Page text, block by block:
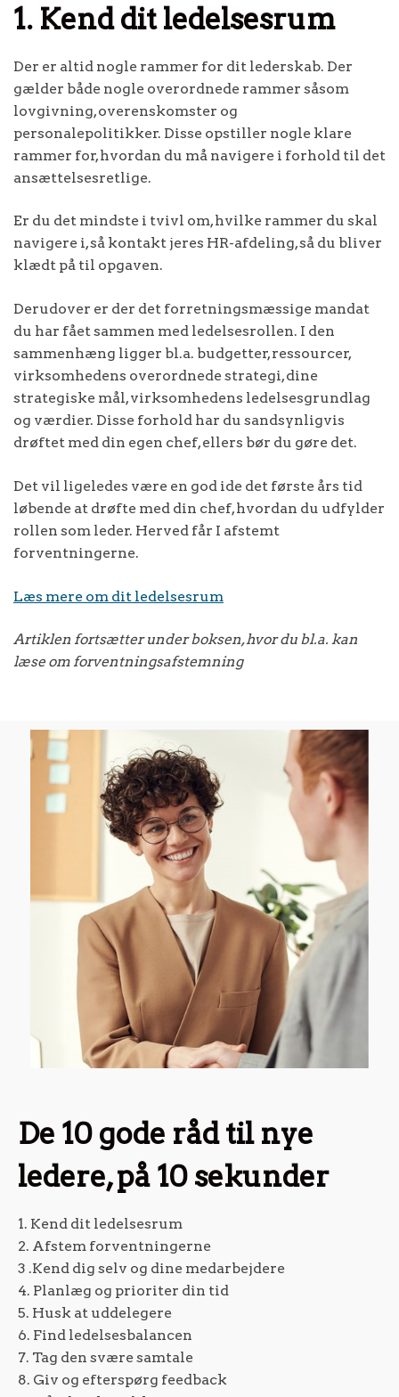
1. Kend dit ledelsesrum
Der er altid nogle rammer for dit lederskab. Der
gælder både nogle overordnede rammer såsom
lovgivning, overenskomster og
personalepolitikker. Disse opstiller nogle klare
rammer for, hvordan du må navigere i forhold til det
ansættelsesretlige.
Er du det mindste i tvivl om, hvilke rammer du skal
navigere i, så kontakt jeres HR-afdeling, så du bliver
klædt på til opgaven.
Derudover er der det forretningsmæssige mandat
du har fået sammen med ledelsesrollen. I den
sammenhæng ligger bl.a. budgetter, ressourcer,
virksomhedens overordnede strategi, dine
strategiske mål, virksomhedens ledelsesgrundlag
og værdier. Disse forhold har du sandsynligvis
drøftet med din egen chef, ellers bør du gøre det.
Det vil ligeledes være en god ide det første års tid
løbende at drøfte med din chef, hvordan du udfylder
rollen som leder. Herved får I afstemt
forventningerne.
Læs mere om dit ledelsesrum
Artiklen fortsætter under boksen, hvor du bl.a. kan
læse om forventningsafstemning
De 10 gode råd til nye
ledere, på 10 sekunder
1. Kend dit ledelsesrum
2. Afstem forventningerne
3 .Kend dig selv og dine medarbejdere
4. Planlæg og prioriter din tid
5. Husk at uddelegere
6. Find ledelsesbalancen
7. Tag den svære samtale
8. Giv og efterspørg feedback